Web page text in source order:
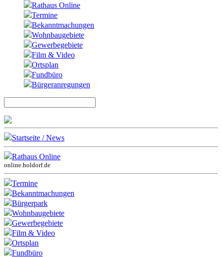
Rathaus Online
Termine
Bekanntmachungen
Wohnbaugebiete
Gewerbegebiete
Film & Video
Ortsplan
Fundbüro
Bürgeranregungen
Startseite / News
Rathaus Online
online.holdorf.de
Termine
Bekanntmachungen
Bürgerpark
Wohnbaugebiete
Gewerbegebiete
Film & Video
Ortsplan
Fundbüro